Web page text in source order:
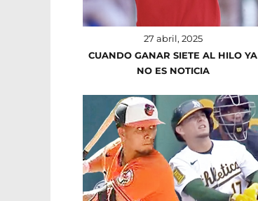
27 abril, 2025
CUANDO GANAR SIETE AL HILO YA
NO ES NOTICIA